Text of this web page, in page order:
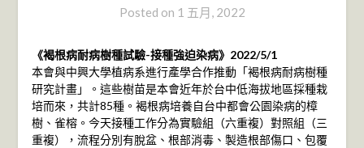
Posted on 1 五月, 2022
《褐根病耐病樹種試驗-接種強迫染病》2022/5/1
本會與中興大學植病系進行產學合作推動「褐根病耐病樹種
研究計畫」。這些樹苗是本會近年於台中低海拔地區採種栽
培而來，共計85種。褐根病培養自台中都會公園染病的樟
樹、雀榕。今天接種工作分為實驗組（六重複）對照組（三
重複），流程分別有脫盆、根部消毒、製造根部傷口、包覆